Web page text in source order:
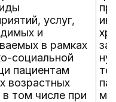
услуг,
и
в рамках
социальной
пациентам
возрастных
в том числе при